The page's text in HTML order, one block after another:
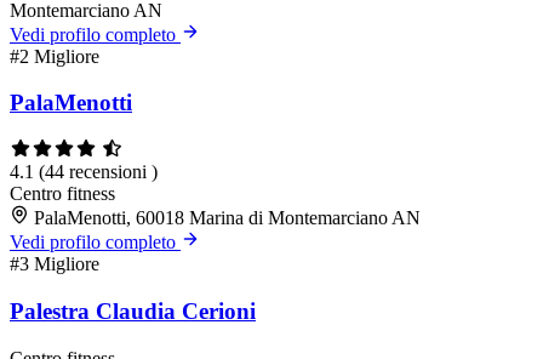
Montemarciano AN
Vedi profilo completo
#2 Migliore
PalaMenotti
4.1 (44 recensioni )
Centro fitness
PalaMenotti, 60018 Marina di Montemarciano AN
Vedi profilo completo
#3 Migliore
Palestra Claudia Cerioni